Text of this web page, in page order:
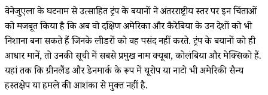
वेनेजुएला के घटनाक्रम से उत्साहित ट्रंप के बयानों ने अंतरराष्ट्रीय स्तर पर इन चिंताओं
को मजबूत किया है कि अब वो दक्षिण अमेरिका और कैरेबिया के उन देशों को भी
निशाना बना सकते हैं जिनके लीडरों को वह पसंद नहीं करते. ट्रंप के बयानों को ही
आधार मानें, तो उनकी सूची में सबसे प्रमुख नाम क्यूबा, कोलंबिया और मेक्सिको हैं.
यहां तक कि ग्रीनलैंड और डेनमार्क के रूप में यूरोप या नाटो भी अमेरिकी सैन्य
हस्तक्षेप या हमले की आशंका से मुक्त नहीं है.